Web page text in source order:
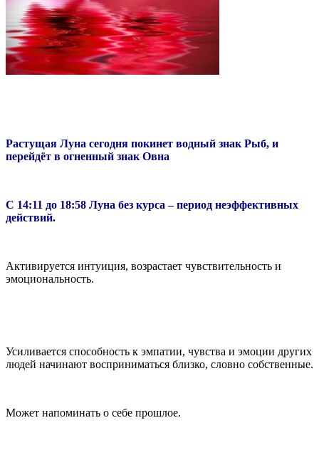
Растущая Луна сегодня покинет водный знак Рыб, и
перейдёт в огненный знак Овна
С 14:11 до 18:58 Луна без курса – период неэффективных
действий.
Активируется интуиция, возрастает чувствительность и
эмоциональность.
Усиливается способность к эмпатии, чувства и эмоции других
людей начинают восприниматься близко, словно собственные.
Может напоминать о себе прошлое.